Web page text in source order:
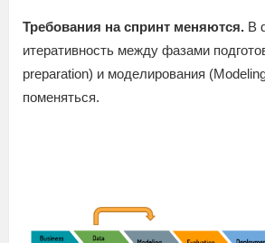
Требования на спринт меняются. В
итеративность между фазами
preparation) и моделирования
поменяться.